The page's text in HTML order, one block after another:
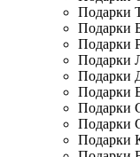
Подарки
Подарки
Подарки
Подарки
Подарки
Подарки
Подарки
Подарки
Подарки